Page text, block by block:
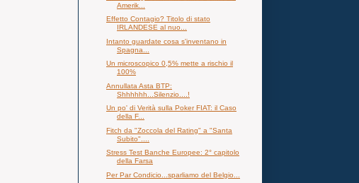
Amerik...
Effetto Contagio? Titolo di stato
IRLANDESE al nuo...
Intanto guardate cosa s'inventano in
Spagna...
Un microscopico 0,5% mette a rischio il
100%
Annullata Asta BTP:
Shhhhhh...Silenzio....!
Un po' di Verità sulla Poker FIAT: il Caso
della F...
Fitch da "Zoccola del Rating" a "Santa
Subito"....
Stress Test Banche Europee: 2° capitolo
della Farsa
Per Par Condicio...sparliamo del Belgio...